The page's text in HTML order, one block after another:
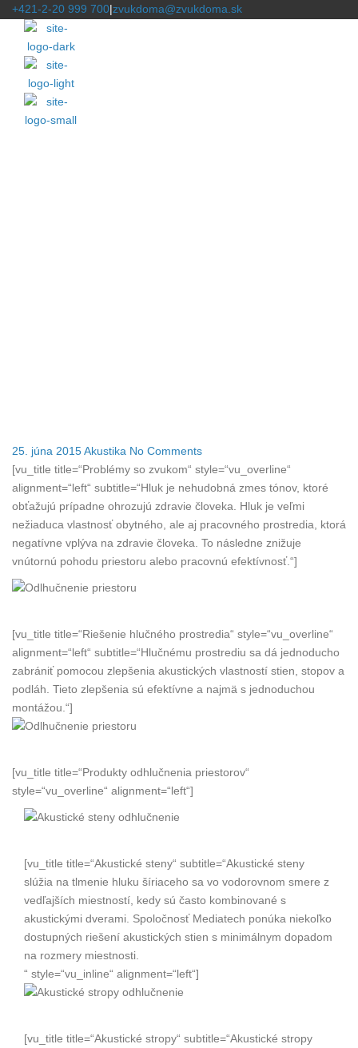
+421-2-20 999 700|zvukdoma@zvukdoma.sk
25. júna 2015Akustika No Comments
[vu_title title=“Problémy so zvukom“ style=“vu_overline“
alignment=“left“ subtitle=“Hluk je nehudobná zmes tónov, ktoré
obťažujú prípadne ohrozujú zdravie človeka. Hluk je veľmi
nežiaduca vlastnosť obytného, ale aj pracovného prostredia, ktorá
negatívne vplýva na zdravie človeka. To následne znižuje
vnútornú pohodu priestoru alebo pracovnú efektívnosť.“]
[vu_title title=“Riešenie hlučného prostredia“ style=“vu_overline“
alignment=“left“ subtitle=“Hlučnému prostrediu sa dá jednoducho
zabrániť pomocou zlepšenia akustických vlastností stien, stopov a
podláh. Tieto zlepšenia sú efektívne a najmä s jednoduchou
montážou.“]
[vu_title title=“Produkty odhlučnenia priestorov“
style=“vu_overline“ alignment=“left“]
[vu_title title=“Akustické steny“ subtitle=“Akustické steny
slúžia na tlmenie hluku šíriaceho sa vo vodorovnom smere z
vedľajších miestností, kedy sú často kombinované s
akustickými dverami. Spoločnosť Mediatech ponúka niekoľko
dostupných riešení akustických stien s minimálnym dopadom
na rozmery miestnosti.
“ style=“vu_inline“ alignment=“left“]
[vu_title title=“Akustické stropy“ subtitle=“Akustické stropy